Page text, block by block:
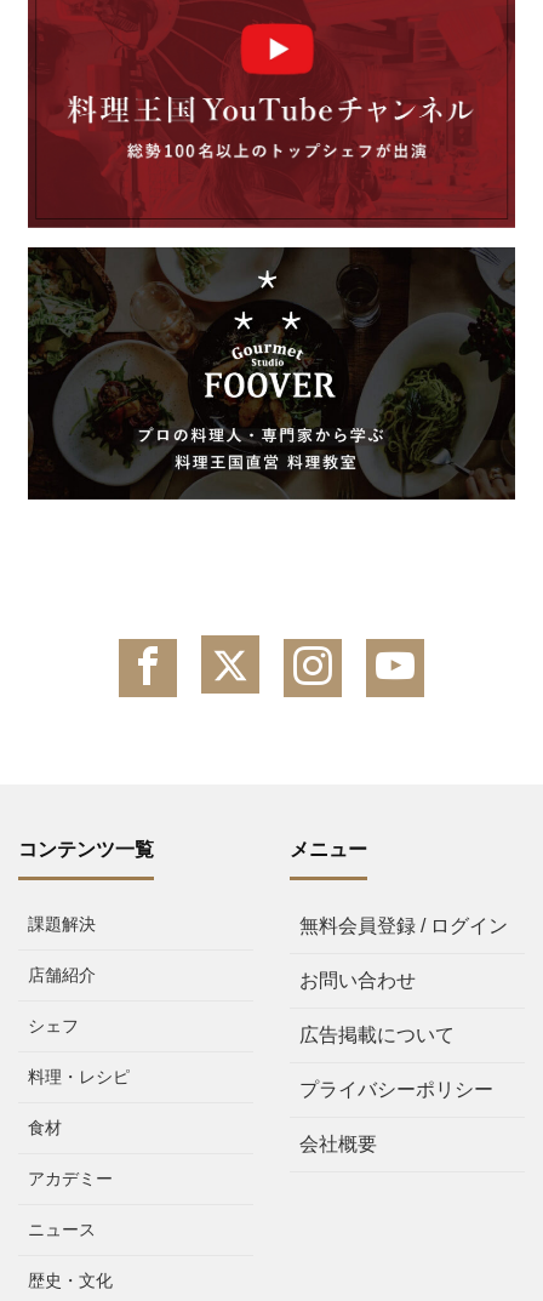
コンテンツ一覧
課題解決
店舗紹介
シェフ
料理・レシピ
食材
アカデミー
ニュース
歴史・文化
メニュー
無料会員登録 / ログイン
お問い合わせ
広告掲載について
プライバシーポリシー
会社概要